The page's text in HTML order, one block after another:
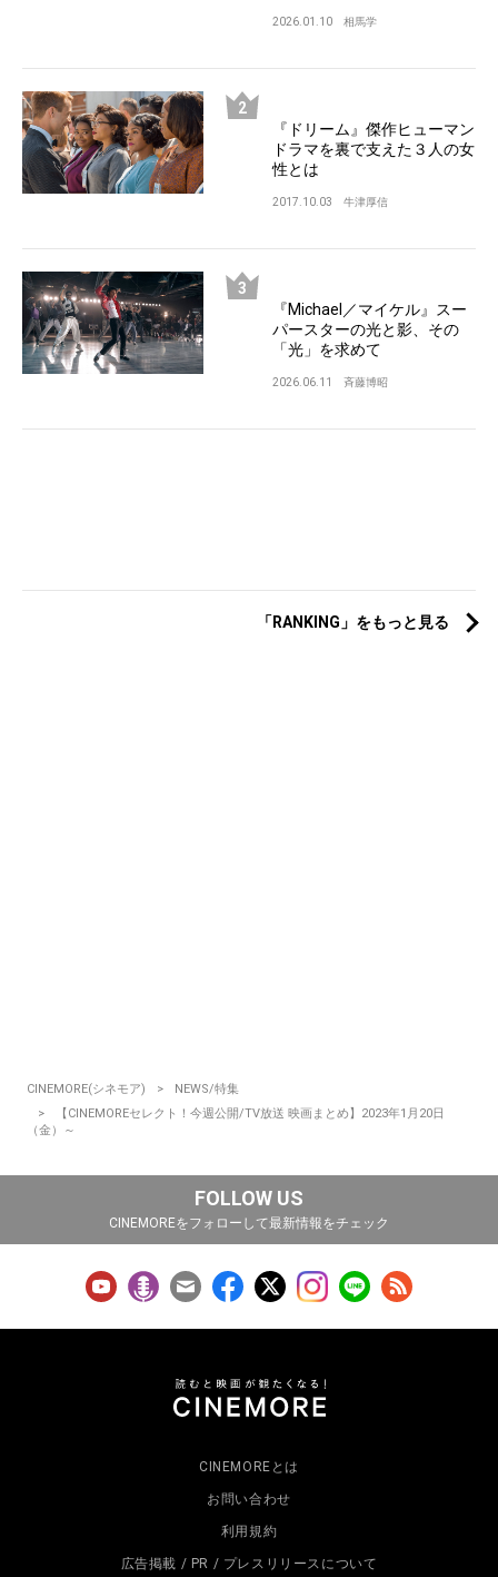
2026.01.10 相馬学
『ドリーム』傑作ヒューマン
ドラマを裏で支えた３人の女
性とは
2017.10.03 牛津厚信
『Michael／マイケル』スー
パースターの光と影、その
「光」を求めて
2026.06.11 斉藤博昭
「RANKING」をもっと見る
CINEMORE(シネモア)
NEWS/特集
【CINEMOREセレクト！今週公開/TV放送 映画まとめ】2023年1月20日
（金）～
FOLLOW US
CINEMOREをフォローして最新情報をチェック
CINEMOREとは
お問い合わせ
利用規約
広告掲載 / PR / プレスリリースについて